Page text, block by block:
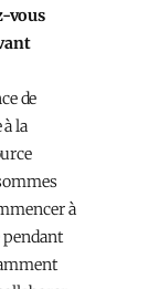
vous
de
la
à
pendant